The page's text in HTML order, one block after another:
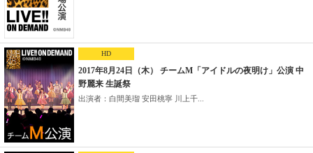
HD
2017年8月24日（木） チームM「アイドルの夜明け」公演 中
野麗来 生誕祭
出演者：白間美瑠 安田桃寧 川上千...